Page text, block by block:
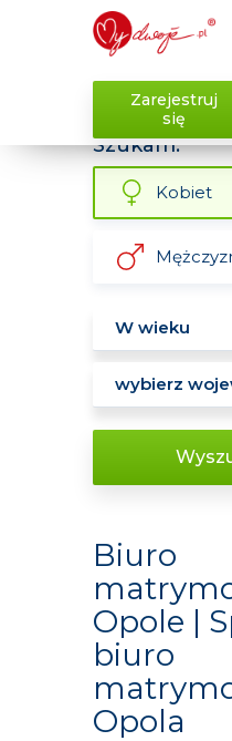
Zarejestruj
się
Szukam:
Kobiet
Biuro
Opole |
biuro
Opola